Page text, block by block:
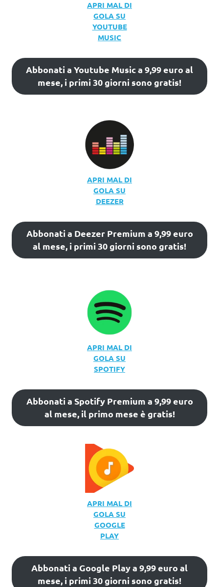
APRI MAL DI
GOLA SU
YOUTUBE
MUSIC
Abbonati a Youtube Music a 9,99 euro al
mese, i primi 30 giorni sono gratis!
APRI MAL DI
GOLA SU
DEEZER
Abbonati a Deezer Premium a 9,99 euro
al mese, i primi 30 giorni sono gratis!
APRI MAL DI
GOLA SU
SPOTIFY
Abbonati a Spotify Premium a 9,99 euro
al mese, il primo mese è gratis!
APRI MAL DI
GOLA SU
GOOGLE
PLAY
Abbonati a Google Play a 9,99 euro al
mese, i primi 30 giorni sono gratis!